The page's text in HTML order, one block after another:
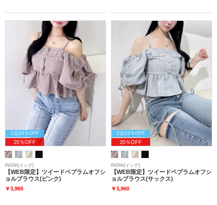
2点10％OFF
20％OFF
INGNI(イング)
【WEB限定】ツイードペプラムオフシ
ョルブラウス(ピンク)
￥3,960
2点10％OFF
20％OFF
INGNI(イング)
【WEB限定】ツイードペプラムオフシ
ョルブラウス(サックス)
￥3,960